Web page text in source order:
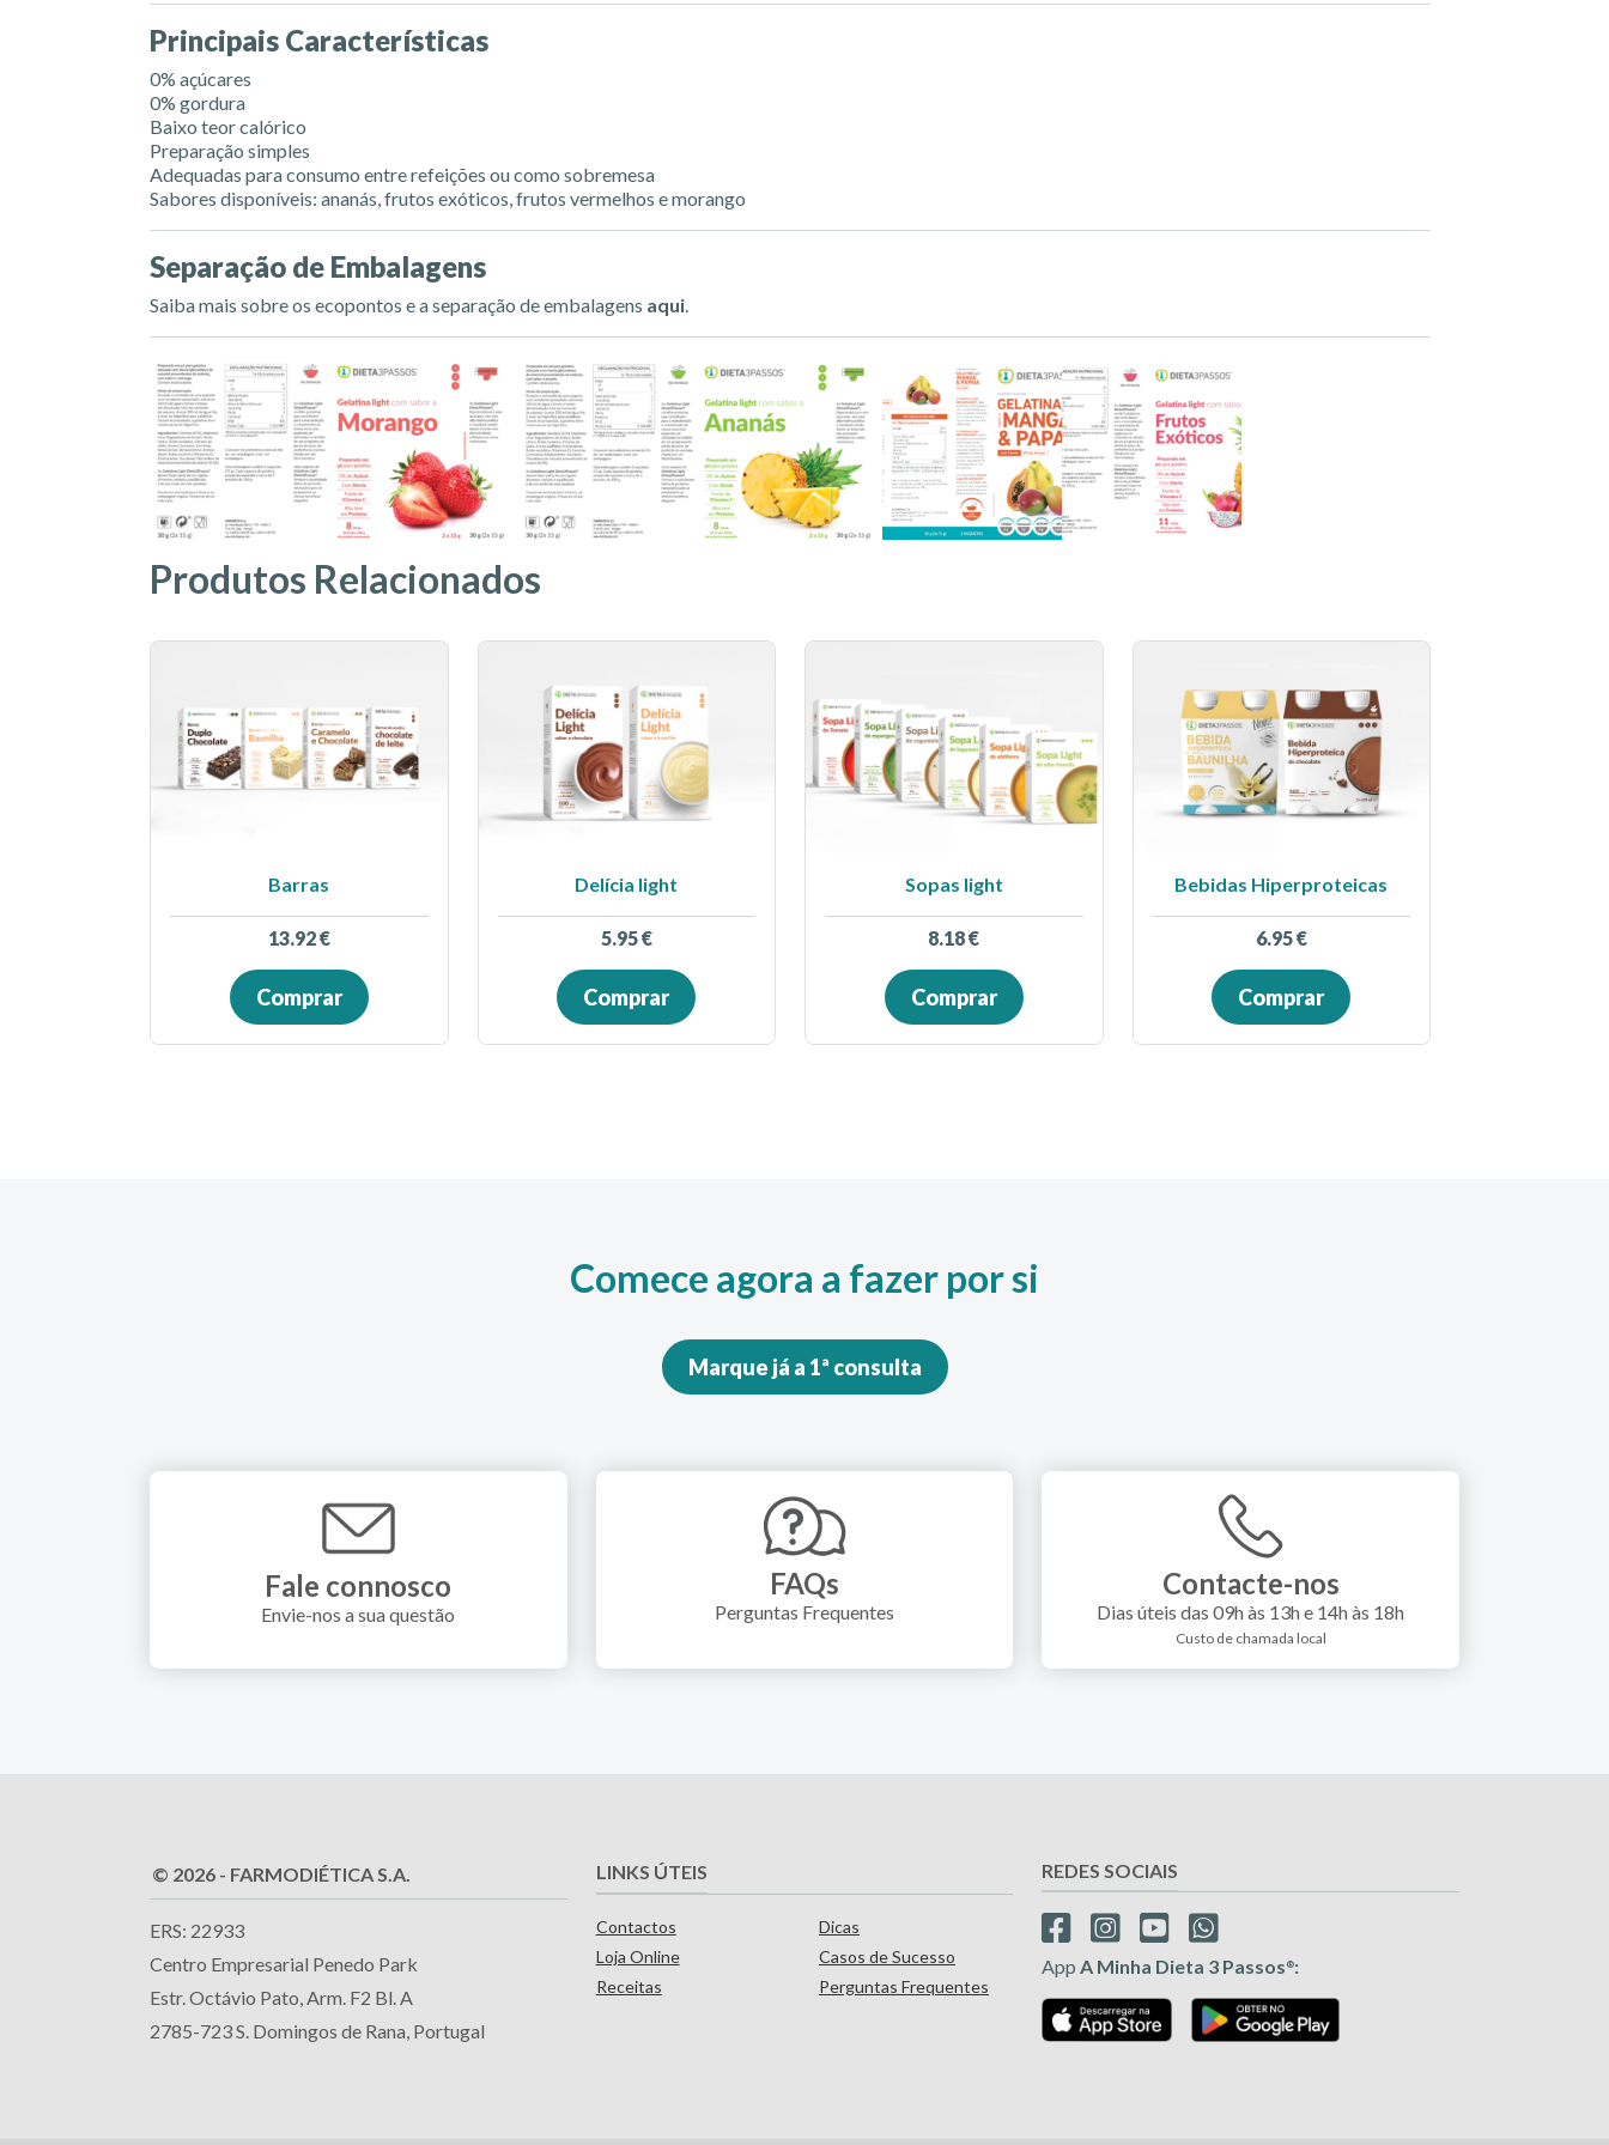
Principais Características
0% açúcares
0% gordura
Baixo teor calórico
Preparação simples
Adequadas para consumo entre refeições ou como sobremesa
Sabores disponíveis: ananás, frutos exóticos, frutos vermelhos e morango
Separação de Embalagens
Saiba mais sobre os ecopontos e a separação de embalagens aqui.
Produtos Relacionados
Barras
13.92€
Comprar
Delícia light
5.95€
Comprar
Sopas light
8.18€
Comprar
Bebidas Hiperproteicas
6.95€
Comprar
Comece agora a fazer por si
Marque já a 1ª consulta
Fale connosco
Envie-nos a sua questão
FAQs
Perguntas Frequentes
Contacte-nos
Dias úteis das 09h às 13h e 14h às 18h
Custo de chamada local
© 2026 - FARMODIÉTICA S.A.
ERS: 22933
Centro Empresarial Penedo Park
Estr. Octávio Pato, Arm. F2 Bl. A
2785-723 S. Domingos de Rana, Portugal
LINKS ÚTEIS
Contactos
Loja Online
Receitas
Dicas
Casos de Sucesso
Perguntas Frequentes
REDES SOCIAIS
AppA Minha Dieta 3 Passos ®: